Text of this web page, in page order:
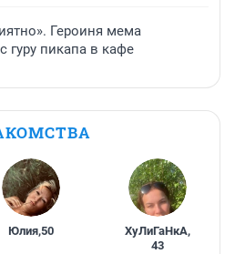
Героиня мема
гуру пикапа в кафе
Юлия,50 ХуЛиГаНкА,
43